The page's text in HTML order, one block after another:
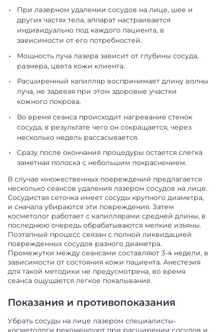
При лазерном удалении сосудов на лице, шее и
других частях тела, аппарат настраивается
индивидуально под каждого пациента, в
зависимости от его потребностей.
Мощность луча лазера зависит от глубины сосуда,
размера, цвета кожи клиента.
Расширенный капилляр воспринимает длину волны
луча, не задевая при этом здоровые участки
кожного покрова.
Во время сеанса происходит нагревание стенок
сосуда, в результате чего он сокращается, через
несколько недель рассасывается.
Сразу после окончания процедуры остается слегка
заметная полоска с небольшим покраснением.
В случае множественных повреждений предлагается
несколько сеансов удаления лазером сосудов на лице.
Сосудистая сеточка имеет сосуды крупного диаметра,
и сначала убираются эти повреждения. Затем
косметолог работает с капиллярами средней длины, в
последнюю очередь обрабатываются мелкие изъяны.
Поэтапный процесс связан с полной ликвидацией
поврежденных сосудов разного диаметра.
Промежутки между сеансами составляют 3-4 недели, в
зависимости от состояния кожи пациента. Анестезия
для такой методики не предусмотрена, во время
сеанса ощущается легкое покалывание.
Показания и противопоказания
Убрать сосуды на лице лазером специалисты-
косметологи рекомендуют при расширении сосудов и